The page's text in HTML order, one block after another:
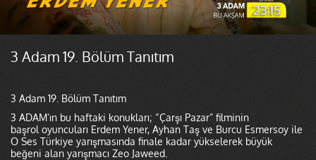
3 Adam 19. Bölüm Tanıtım
3 Adam 19. Bölüm Tanıtım
3 ADAM’ın bu haftaki konukları; “Çarşı Pazar” filminin
başrol oyuncuları Erdem Yener, Ayhan Taş ve Burcu Esmersoy ile
O Ses Türkiye yarışmasında finale kadar yükselerek büyük
beğeni alan yarışmacı Zeo Jaweed.